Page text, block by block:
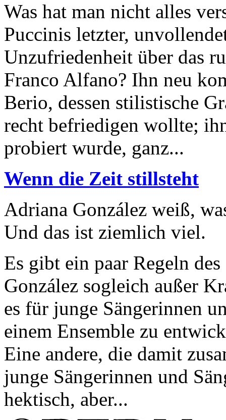
Was hat man nicht alles
Puccinis letzter,
Unzufriedenheit über das
Franco Alfano? Ihn neu
Berio, dessen stilistische
recht befriedigen wollte;
probiert wurde, ganz...
Wenn die Zeit stillsteht
Adriana González weiß,
Und das ist ziemlich viel.
Es gibt ein paar Regeln
González sogleich außer
es für junge Sängerinnen
einem Ensemble zu
Eine andere, die damit
junge Sängerinnen und
hektisch, aber...